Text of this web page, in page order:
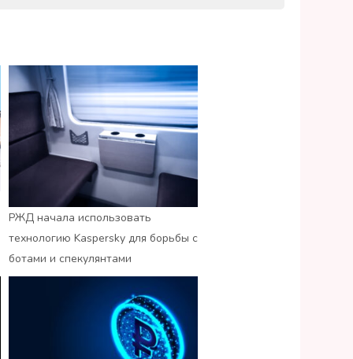
РЖД начала использовать
технологию Kaspersky для борьбы с
ботами и спекулянтами